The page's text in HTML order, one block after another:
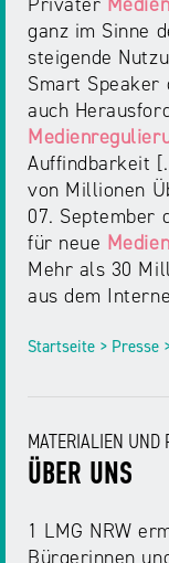
Privater Medien
ganz im Sinne
steigende
Smart Speaker
auch
Auffindbarkeit
von Millionen
07. September
für neue Medien
Mehr als 30
aus dem
Startseite > Presse
MATERIALIEN UND
ÜBER UNS
1 LMG NRW